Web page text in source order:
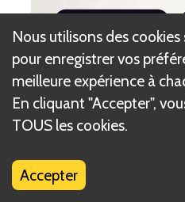
Nous utilisons des
pour enregistrer vos
meilleure expérience à
En cliquant "Accepter",
TOUS les cookies.
Accepter